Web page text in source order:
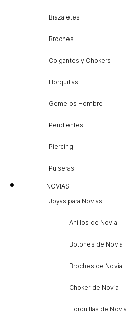
Brazaletes
Broches
Colgantes y Chokers
Horquillas
Gemelos Hombre
Pendientes
Piercing
Pulseras
NOVIAS
Joyas para Novias
Anillos de Novia
Botones de Novia
Broches de Novia
Choker de Novia
Horquillas de Novia